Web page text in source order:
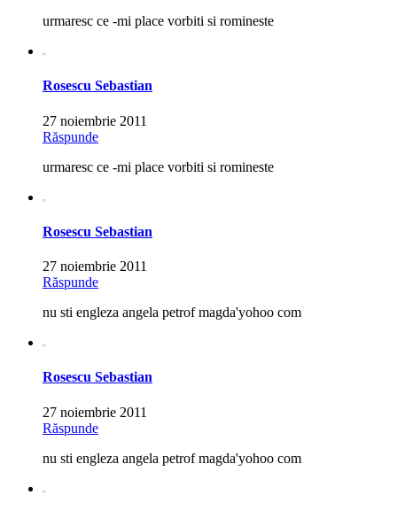
urmaresc ce -mi place vorbiti si romineste
Rosescu Sebastian
27 noiembrie 2011
Răspunde
urmaresc ce -mi place vorbiti si romineste
Rosescu Sebastian
27 noiembrie 2011
Răspunde
nu sti engleza angela petrof magda'yohoo com
Rosescu Sebastian
27 noiembrie 2011
Răspunde
nu sti engleza angela petrof magda'yohoo com